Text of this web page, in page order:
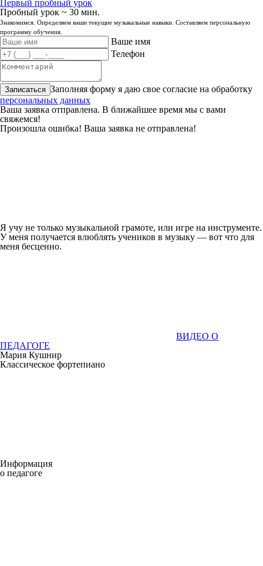
Первый пробный урок
Пробный урок ~ 30 мин.
Знакомимся. Определяем ваши текущие музыкальные навыки. Составляем персональную
программу обучения.
Ваше имя
Телефон
Записаться Заполняя форму я даю свое согласие на обработку
персональных данных
Ваша заявка отправлена. В ближайшее время мы с вами
свяжемся!
Произошла ошибка! Ваша заявка не отправлена!
Я учу не только музыкальной грамоте, или игре на инструменте.
У меня получается влюблять учеников в музыку — вот что для
меня бесценно.
ВИДЕО О
ПЕДАГОГЕ
Мария Кушнир
Классическое фортепиано
Информация
о педагоге